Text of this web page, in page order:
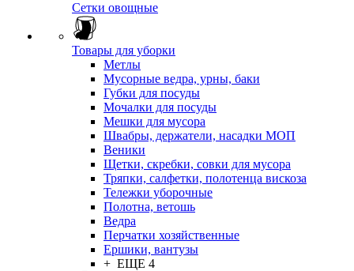
Сетки овощные
Товары для уборки
Метлы
Мусорные ведра, урны, баки
Губки для посуды
Мочалки для посуды
Мешки для мусора
Швабры, держатели, насадки МОП
Веники
Щетки, скребки, совки для мусора
Тряпки, салфетки, полотенца вискоза
Тележки уборочные
Полотна, ветошь
Ведра
Перчатки хозяйственные
Ершики, вантузы
+ ЕЩЕ 4